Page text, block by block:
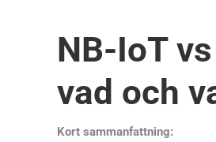
NB-IoT
vad och
Kort sammanfattning: